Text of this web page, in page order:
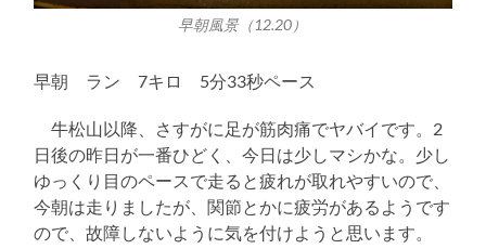
早朝風景（12.20）
早朝 ラン 7キロ 5分33秒ペース
牛松山以降、さすがに足が筋肉痛でヤバイです。2
日後の昨日が一番ひどく、今日は少しマシかな。少し
ゆっくり目のペースで走ると疲れが取れやすいので、
今朝は走りましたが、関節とかに疲労があるようです
ので、故障しないように気を付けようと思います。